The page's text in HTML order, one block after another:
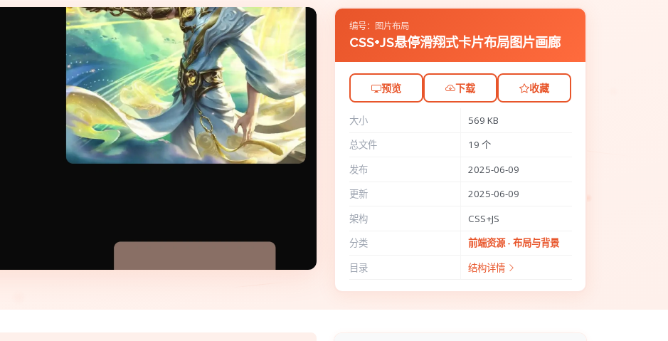
编号：图片布局
CSS+JS悬停滑翔式卡片布局图片画廊
预览 下载 收藏
大小
569 KB
总文件
19 个
发布
2025-06-09
更新
2025-06-09
架构
CSS+JS
分类
前端资源 - 布局与背景
目录
结构详情